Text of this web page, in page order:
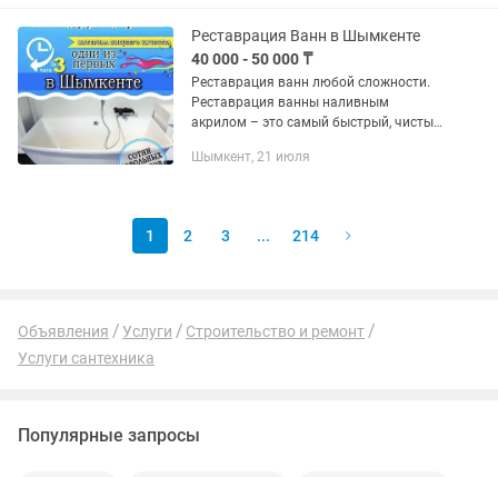
Реставрация Ванн в Шымкенте
40 000 - 50 000 ₸
Реставрация ванн любой сложности.
Реставрация ванны наливным
акрилом – это самый быстрый, чистый,
сегодняшний день. Кант между
Шымкент, 21 июля
1 2 3 ... 214
Объявления Услуги
Строительство и ремонт
Услуги сантехника
Популярные запросы